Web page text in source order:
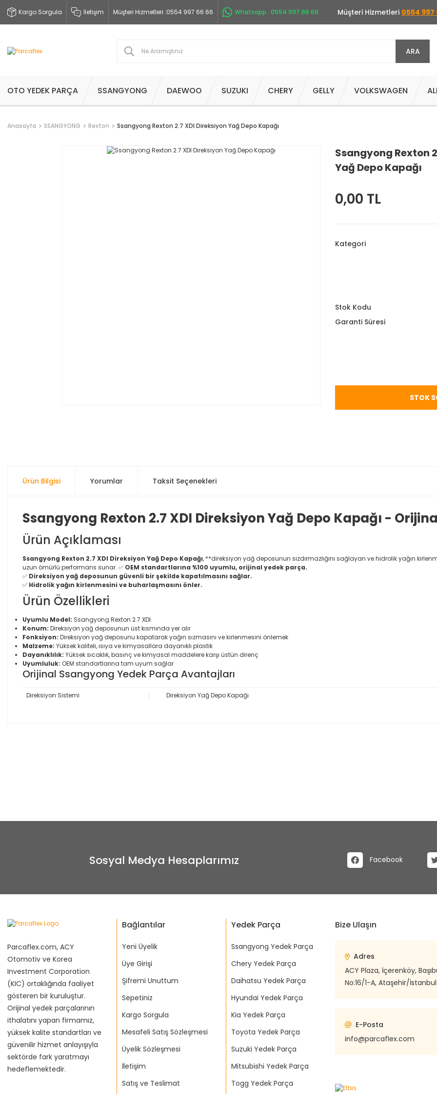
Kargo Sorgula İletişim Müşteri Hizmetleri :0554 997 66 66 Whatsapp : 0554 997 66 66 Müşteri Hizmetleri 0554 997
ARA
OTO YEDEK PARÇA SSANGYONG DAEWOO SUZUKI CHERY GELLY VOLKSWAGEN
Anasayfa SSANGYONG Rexton Ssangyong Rexton 2.7 XDI Direksiyon Yağ Depo Kapağı
Ssangyong Rexton
Yağ Depo Kapağı
0,00 TL
Kategori
Stok Kodu
Garanti Süresi
STOK
Ürün Bilgisi Yorumlar Taksit Seçenekleri
Ssangyong Rexton 2.7 XDI Direksiyon Yağ Depo Kapağı -
Ürün Açıklaması
Ssangyong Rexton 2.7 XDI Direksiyon Yağ Depo Kapağı, **direksiyon yağ deposunun sızdırmazlığını sağlayan ve hidrolik yağın
uzun ömürlü performans sunar. ✅ OEM standartlarına %100 uyumlu, orijinal yedek parça.
✅ Direksiyon yağ deposunun güvenli bir şekilde kapatılmasını sağlar.
✅ Hidrolik yağın kirlenmesini ve buharlaşmasını önler.
Ürün Özellikleri
Uyumlu Model: Ssangyong Rexton 2.7 XDI
Konum: Direksiyon yağ deposunun üst kısmında yer alır
Fonksiyon: Direksiyon yağ deposunu kapatarak yağın sızmasını ve kirlenmesini önlemek
Malzeme: Yüksek kaliteli, ısıya ve kimyasallara dayanıklı plastik
Dayanıklılık: Yüksek sıcaklık, basınç ve kimyasal maddelere karşı üstün direnç
Uyumluluk: OEM standartlarına tam uyum sağlar
Orijinal Ssangyong Yedek Parça Avantajları
Direksiyon Sistemi : Direksiyon Yağ Depo Kapağı
Sosyal Medya Hesaplarımız Facebook
Parcaflex.com, ACY
Otomotiv ve Korea
Investment Corporation
(KIC) ortaklığında faaliyet
gösteren bir kuruluştur.
Orijinal yedek parçalarının
ithalatını yapan firmamız,
yüksek kalite standartları ve
güvenilir hizmet anlayışıyla
sektörde fark yaratmayı
hedeflemektedir.
Bağlantılar
Yeni Üyelik
Üye Girişi
Şifremi Unuttum
Sepetiniz
Kargo Sorgula
Mesafeli Satış Sözleşmesi
Üyelik Sözleşmesi
İletişim
Satış ve Teslimat
Yedek Parça
Ssangyong Yedek Parça
Chery Yedek Parça
Daihatsu Yedek Parça
Hyundai Yedek Parça
Kia Yedek Parça
Toyota Yedek Parça
Suzuki Yedek Parça
Mitsubishi Yedek Parça
Togg Yedek Parça
Bize Ulaşın
Adres
ACY Plaza, İçerenköy,
No:16/1-A, Ataşehir/İstanbul
E-Posta
info@parcaflex.com